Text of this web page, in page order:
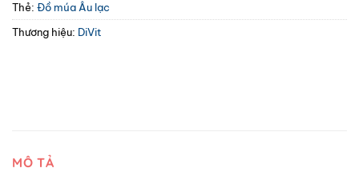
Thẻ: Đồ múa Âu lạc
Thương hiệu: DiVit
MÔ TẢ